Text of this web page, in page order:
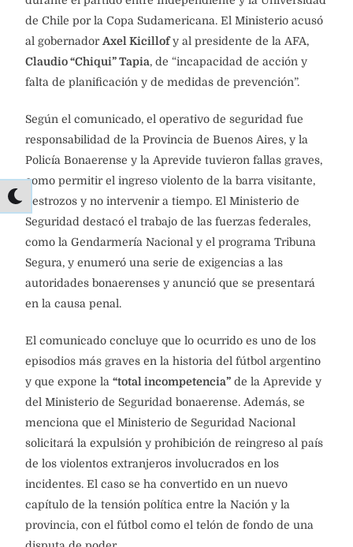
de Chile por la Copa Sudamericana. El Ministerio acusó
al gobernador
Axel Kicillof
Claudio “Chiqui” Tapia
, de “incapacidad de acción y
falta de planificación y de medidas de prevención”.
responsabilidad de la Provincia de Buenos Aires, y la
Policía Bonaerense y la Aprevide tuvieron fallas graves,
como permitir el ingreso violento de la barra visitante,
destrozos y no intervenir a tiempo. El Ministerio de
Seguridad destacó el trabajo de las fuerzas federales,
como la Gendarmería Nacional y el programa Tribuna
Segura, y enumeró una serie de exigencias a las
autoridades bonaerenses y anunció que se presentará
episodios más graves en la historia del fútbol argentino
y que expone la
“total incompetencia”
de la Aprevide y
del Ministerio de Seguridad bonaerense. Además, se
menciona que el Ministerio de Seguridad Nacional
solicitará la expulsión y prohibición de reingreso al país
de los violentos extranjeros involucrados en los
incidentes. El caso se ha convertido en un nuevo
capítulo de la tensión política entre la Nación y la
provincia, con el fútbol como el telón de fondo de una
disputa de poder.